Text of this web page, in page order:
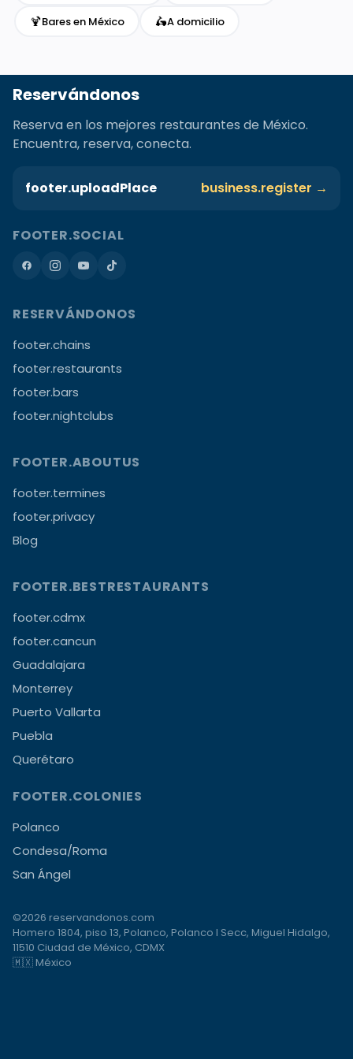
🍹Bares en México 🛵A domicilio
Reservándonos
Reserva en los mejores restaurantes de México.
Encuentra, reserva, conecta.
footer.uploadPlace business.register →
FOOTER.SOCIAL
RESERVÁNDONOS
footer.chains
footer.restaurants
footer.bars
footer.nightclubs
FOOTER.ABOUTUS
footer.termines
footer.privacy
Blog
FOOTER.BESTRESTAURANTS
footer.cdmx
footer.cancun
Guadalajara
Monterrey
Puerto Vallarta
Puebla
Querétaro
FOOTER.COLONIES
Polanco
Condesa/Roma
San Ángel
©2026 reservandonos.com
Homero 1804, piso 13, Polanco, Polanco I Secc, Miguel Hidalgo,
11510 Ciudad de México, CDMX
🇲🇽 México